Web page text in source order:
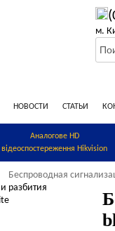
м.
НОВОСТИ СТАТЬИ
Аналогове HD
відеоспостереження Hikvision
Беспроводная